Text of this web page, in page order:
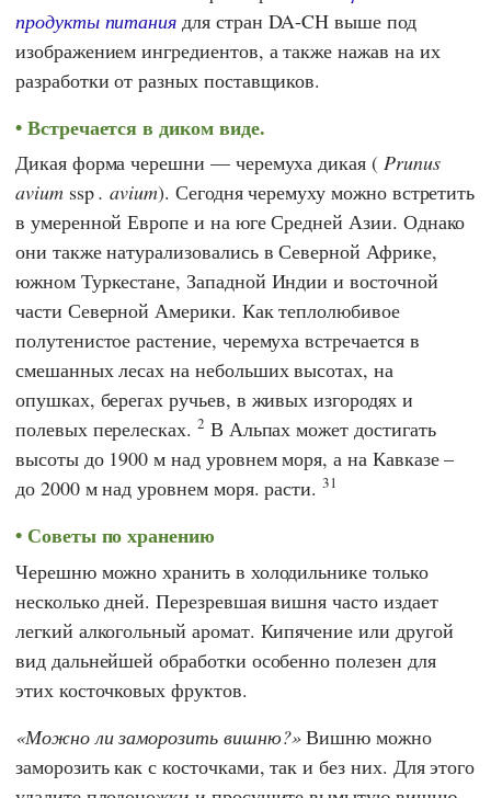
продукты питания для стран DA-CH выше под
изображением ингредиентов, а также нажав на их
разработки от разных поставщиков.
Встречается в диком виде.
Дикая форма черешни — черемуха дикая ( Prunus
aviumssp. avium). Сегодня черемуху можно встретить
в умеренной Европе и на юге Средней Азии. Однако
они также натурализовались в Северной Африке,
южном Туркестане, Западной Индии и восточной
части Северной Америки. Как теплолюбивое
полутенистое растение, черемуха встречается в
смешанных лесах на небольших высотах, на
опушках, берегах ручьев, в живых изгородях и
полевых перелесках. 2 В Альпах может достигать
высоты до 1900 м над уровнем моря, а на Кавказе –
до 2000 м над уровнем моря. расти.31
Советы по хранению
Черешню можно хранить в холодильнике только
несколько дней. Перезревшая вишня часто издает
легкий алкогольный аромат. Кипячение или другой
вид дальнейшей обработки особенно полезен для
этих косточковых фруктов.
Можно ли заморозить вишню? Вишню можно
заморозить как с косточками, так и без них. Для этого